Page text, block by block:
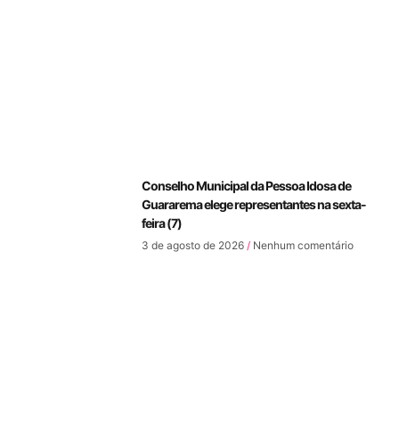
Conselho Municipal da Pessoa Idosa de
Guararema elege representantes na sexta-
feira (7)
3 de agosto de 2026 Nenhum comentário